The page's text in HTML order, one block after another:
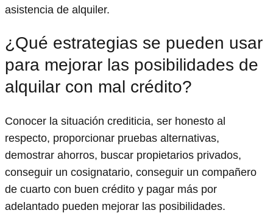
asistencia de alquiler.
¿Qué estrategias se pueden usar
para mejorar las posibilidades de
alquilar con mal crédito?
Conocer la situación crediticia, ser honesto al
respecto, proporcionar pruebas alternativas,
demostrar ahorros, buscar propietarios privados,
conseguir un cosignatario, conseguir un compañero
de cuarto con buen crédito y pagar más por
adelantado pueden mejorar las posibilidades.